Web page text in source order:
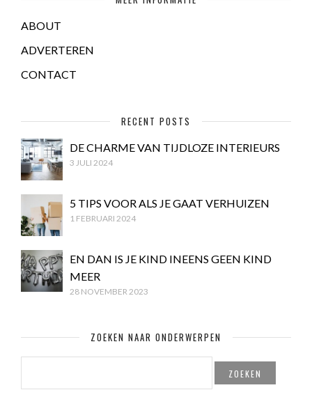
ABOUT
ADVERTEREN
CONTACT
RECENT POSTS
DE CHARME VAN TIJDLOZE INTERIEURS
3 JULI 2024
5 TIPS VOOR ALS JE GAAT VERHUIZEN
1 FEBRUARI 2024
EN DAN IS JE KIND INEENS GEEN KIND
MEER
28 NOVEMBER 2023
ZOEKEN NAAR ONDERWERPEN
ZOEKEN